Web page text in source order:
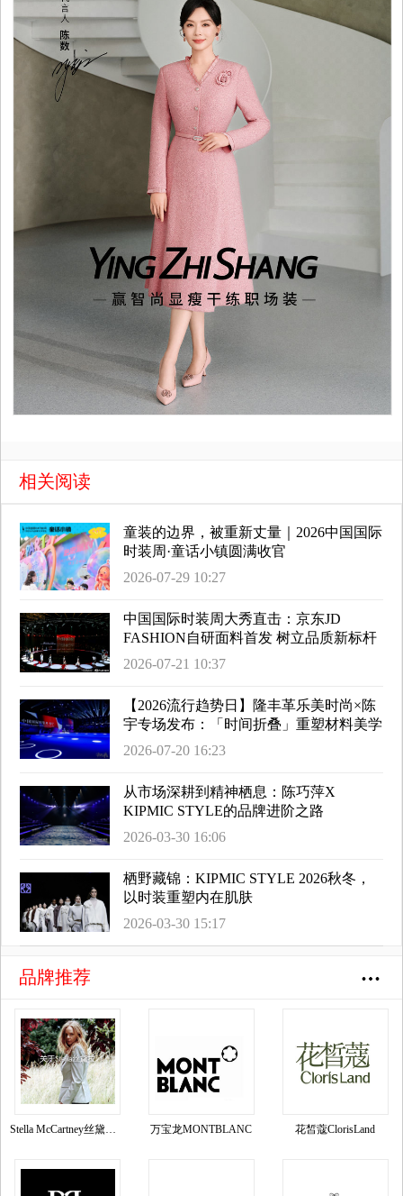
相关阅读
童装的边界，被重新丈量｜2026中国国际
时装周·童话小镇圆满收官
2026-07-29 10:27
中国国际时装周大秀直击：京东JD
FASHION自研面料首发 树立品质新标杆
2026-07-21 10:37
【2026流行趋势日】隆丰革乐美时尚×陈
宇专场发布：「时间折叠」重塑材料美学
2026-07-20 16:23
从市场深耕到精神栖息：陈巧萍X
KIPMIC STYLE的品牌进阶之路
2026-03-30 16:06
栖野藏锦：KIPMIC STYLE 2026秋冬，
以时装重塑内在肌肤
2026-03-30 15:17
品牌推荐
万宝龙MONTBLANC 花皙蔻ClorisLand